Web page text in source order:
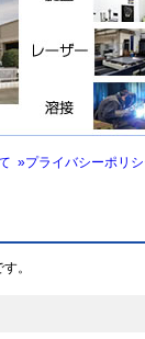
»プライバシーポリ
。